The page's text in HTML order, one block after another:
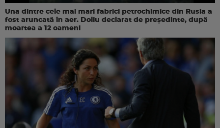
Una dintre cele mai mari fabrici petrochimice din Rusia a
fost aruncată în aer. Doliu declarat de președinte, după
moartea a 12 oameni